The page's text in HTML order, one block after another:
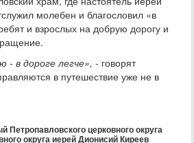
молебен и благословил «в
и взрослых на добрую дорогу и
в дороге легче», - говорят
в путешествие уже не в
Петропавловского церковного округа
округа иерей Дионисий Киреев